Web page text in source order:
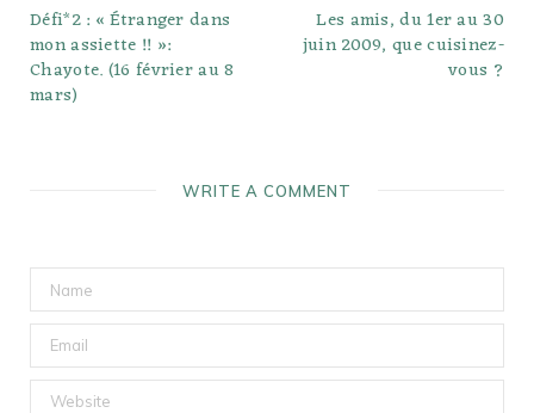
Défi*2 : « Étranger dans
mon assiette !! »:
Chayote. (16 février au 8
mars)
Les amis, du 1er au 30
juin 2009, que cuisinez-
vous ?
WRITE A COMMENT